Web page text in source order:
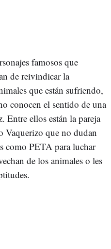
famosos que
de reivindicar la
que están sufriendo,
conocen el sentido de una
Entre ellos están la pareja
que no dudan
como PETA para luchar
de los animales o les